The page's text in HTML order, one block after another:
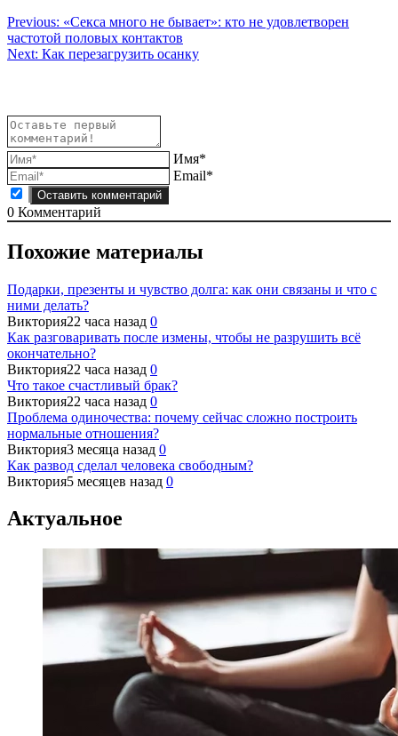
Навигация
по
Previous: «Секса много не бывает»: кто не удовлетворен
частотой половых контактов
Next: Как перезагрузить осанку
Имя*
Email*
0 Комментарий
Похожие материалы
Подарки, презенты и чувство долга: как они связаны и что с
ними делать?
Виктория22 часа назад 0
Как разговаривать после измены, чтобы не разрушить всё
окончательно?
Виктория22 часа назад 0
Что такое счастливый брак?
Виктория22 часа назад 0
Проблема одиночества: почему сейчас сложно построить
нормальные отношения?
Виктория3 месяца назад 0
Как развод сделал человека свободным?
Виктория5 месяцев назад 0
Актуальное